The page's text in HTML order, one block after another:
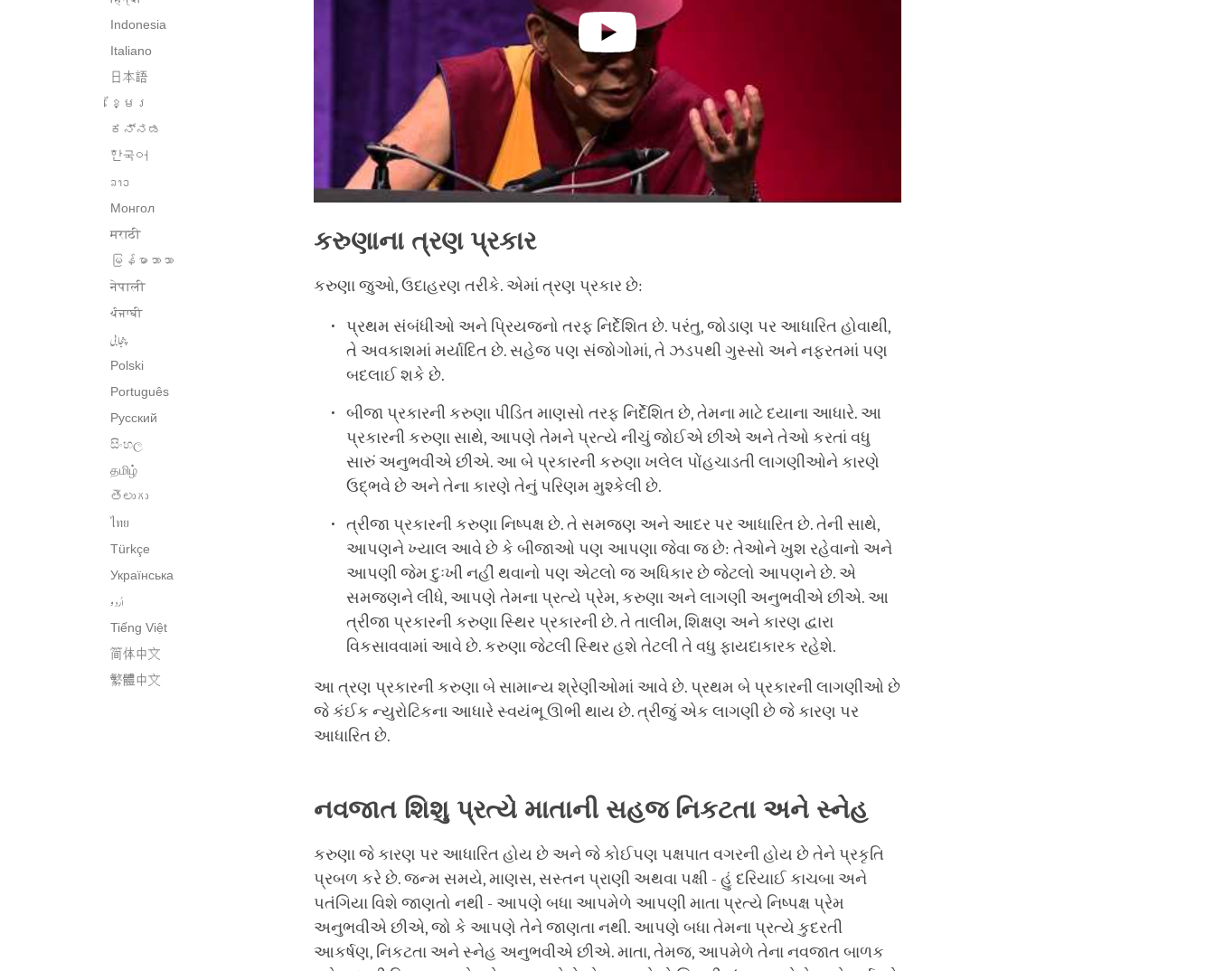
Indonesia
Italiano
日本語
ខ្មែរ
ಕನ್ನಡ
한국어
ລາວ
Монгол
मराठी
မြန်မာဘာသာ
नेपाली
ਪੰਜਾਬੀ
پنجابی
Polski
Português
Русский
සිංහල
தமிழ்
తెలుగు
ไทย
Türkçe
Українська
اُردو
Tiếng Việt
简体中文
繁體中文
કરુણાના ત્રણ પ્રકાર
કરુણા જુઓ, ઉદાહરણ તરીકે. એમાં ત્રણ પ્રકાર છે:
પ્રથમ સંબંધીઓ અને પ્રિયજનો તરફ નિર્દેશિત છે. પરંતુ, જોડાણ પર આધારિત હોવાથી,
તે અવકાશમાં મર્યાદિત છે. સહેજ પણ સંજોગોમાં, તે ઝડપથી ગુસ્સો અને નફરતમાં પણ
બદલાઈ શકે છે.
બીજા પ્રકારની કરુણા પીડિત માણસો તરફ નિર્દેશિત છે, તેમના માટે દયાના આધારે. આ
પ્રકારની કરુણા સાથે, આપણે તેમને પ્રત્યે નીચું જોઈએ છીએ અને તેઓ કરતાં વધુ
સારું અનુભવીએ છીએ. આ બે પ્રકારની કરુણા ખલેલ પોંહચાડતી લાગણીઓને કારણે
ઉદ્ભવે છે અને તેના કારણે તેનું પરિણમ મુશ્કેલી છે.
ત્રીજા પ્રકારની કરુણા નિષ્પક્ષ છે. તે સમજણ અને આદર પર આધારિત છે. તેની સાથે,
આપણને ખ્યાલ આવે છે કે બીજાઓ પણ આપણા જેવા જ છે: તેઓને ખુશ રહેવાનો અને
આપણી જેમ દુઃખી નહીં થવાનો પણ એટલો જ અધિકાર છે જેટલો આપણને છે. એ
સમજણને લીધે, આપણે તેમના પ્રત્યે પ્રેમ, કરુણા અને લાગણી અનુભવીએ છીએ. આ
ત્રીજા પ્રકારની કરુણા સ્થિર પ્રકારની છે. તે તાલીમ, શિક્ષણ અને કારણ દ્વારા
વિકસાવવામાં આવે છે. કરુણા જેટલી સ્થિર હશે તેટલી તે વધુ ફાયદાકારક રહેશે.
આ ત્રણ પ્રકારની કરુણા બે સામાન્ય શ્રેણીઓમાં આવે છે. પ્રથમ બે પ્રકારની લાગણીઓ છે
જે કંઈક ન્યુરોટિકના આધારે સ્વયંભૂ ઊભી થાય છે. ત્રીજું એક લાગણી છે જે કારણ પર
આધારિત છે.
નવજાત શિશુ પ્રત્યે માતાની સહજ નિકટતા અને સ્નેહ
કરુણા જે કારણ પર આધારિત હોય છે અને જે કોઈપણ પક્ષપાત વગરની હોય છે તેને પ્રકૃતિ
પ્રબળ કરે છે. જન્મ સમયે, માણસ, સસ્તન પ્રાણી અથવા પક્ષી - હું દરિયાઈ કાચબા અને
પતંગિયા વિશે જાણતો નથી - આપણે બધા આપમેળે આપણી માતા પ્રત્યે નિષ્પક્ષ પ્રેમ
અનુભવીએ છીએ, જો કે આપણે તેને જાણતા નથી. આપણે બધા તેમના પ્રત્યે કુદરતી
આકર્ષણ, નિકટતા અને સ્નેહ અનુભવીએ છીએ. માતા, તેમજ, આપમેળે તેના નવજાત બાળક